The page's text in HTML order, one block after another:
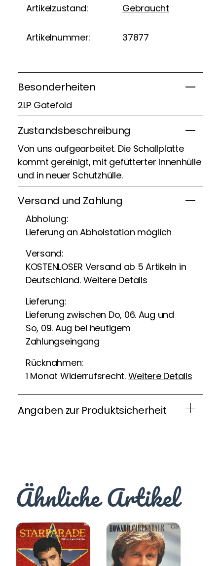
Artikelzustand: Gebraucht
Artikelnummer: 37877
Besonderheiten
2LP Gatefold
Zustandsbeschreibung
Von uns aufgearbeitet. Die Schallplatte
kommt gereinigt, mit gefütterter Innenhülle
und in neuer Schutzhülle.
Versand und Zahlung
Abholung:
Lieferung an Abholstation möglich
Versand:
KOSTENLOSER Versand ab 5 Artikeln in
Deutschland. Weitere Details
Lieferung:
Lieferung zwischen Do, 06. Aug und
So, 09. Aug bei heutigem
Zahlungseingang
Rücknahmen:
1 Monat Widerrufsrecht. Weitere Details
Angaben zur Produktsicherheit
Ähnliche Artikel